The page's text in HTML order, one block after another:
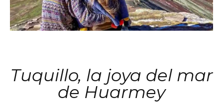
Tuquillo, la joya del mar
de Huarmey